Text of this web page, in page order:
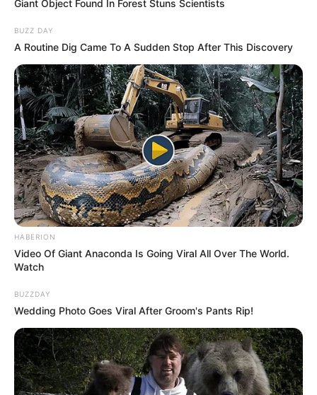
Giant Object Found In Forest Stuns Scientists
BUZZ DAY
A Routine Dig Came To A Sudden Stop After This Discovery
HABERION
Video Of Giant Anaconda Is Going Viral All Over The World.
Watch
BUZZDAY
Wedding Photo Goes Viral After Groom's Pants Rip!